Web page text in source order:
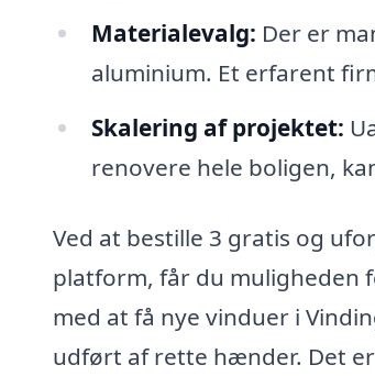
Materialevalg: Der er
aluminium. Et erfarent
Skalering af projektet:
renovere hele boligen,
Ved at bestille 3 gratis og
platform, får du muligheden
med at få nye vinduer i
udført af rette hænder. Det